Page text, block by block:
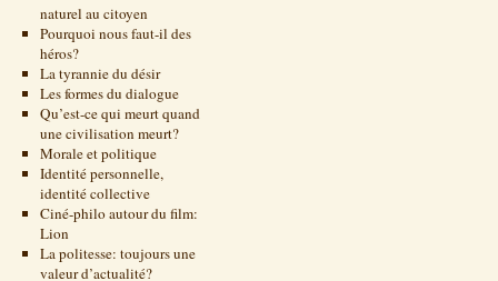
naturel au citoyen
Pourquoi nous faut-il des
héros?
La tyrannie du désir
Les formes du dialogue
Qu’est-ce qui meurt quand
une civilisation meurt?
Morale et politique
Identité personnelle,
identité collective
Ciné-philo autour du film:
Lion
La politesse: toujours une
valeur d’actualité?